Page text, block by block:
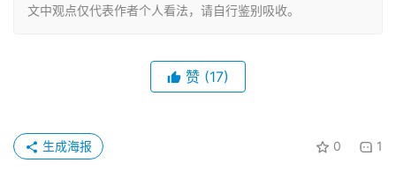
文中观点仅代表作者个人看法，请自行鉴别吸收。
赞 (17)
0 1
生成海报